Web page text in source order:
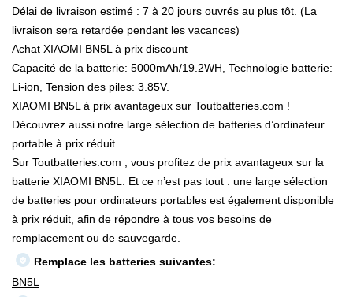
Délai de livraison estimé : 7 à 20 jours ouvrés au plus tôt. (La
livraison sera retardée pendant les vacances)
Achat XIAOMI BN5L à prix discount
Capacité de la batterie: 5000mAh/19.2WH, Technologie batterie:
Li-ion, Tension des piles: 3.85V.
XIAOMI BN5L à prix avantageux sur Toutbatteries.com !
Découvrez aussi notre large sélection de batteries d’ordinateur
portable à prix réduit.
Sur Toutbatteries.com , vous profitez de prix avantageux sur la
batterie XIAOMI BN5L. Et ce n’est pas tout : une large sélection
de batteries pour ordinateurs portables est également disponible
à prix réduit, afin de répondre à tous vos besoins de
remplacement ou de sauvegarde.
Remplace les batteries suivantes:
BN5L